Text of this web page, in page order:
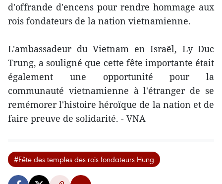
d'offrande d'encens pour rendre hommage aux
rois fondateurs de la nation vietnamienne.
L'ambassadeur du Vietnam en Israël, Ly Duc
Trung, a souligné que cette fête importante était
également une opportunité pour la
communauté vietnamienne à l'étranger de se
remémorer l'histoire héroïque de la nation et de
faire preuve de solidarité. - VNA
#Fête des temples des rois fondateurs Hung